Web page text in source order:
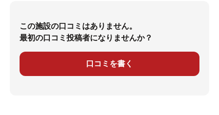
この施設の口コミはありません。
最初の口コミ投稿者になりませんか？
口コミを書く